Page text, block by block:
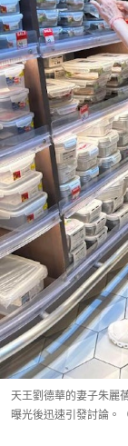
天王劉德華的妻子朱麗
曝光後迅速引發討論。